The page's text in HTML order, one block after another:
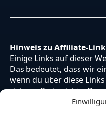
Hinweis zu Affiliate-
Einige Links auf dieser
Das bedeutet, dass wir
wenn du über diese
sich am Preis nichts. Du
Arbeit. Vielen Dank dafür!